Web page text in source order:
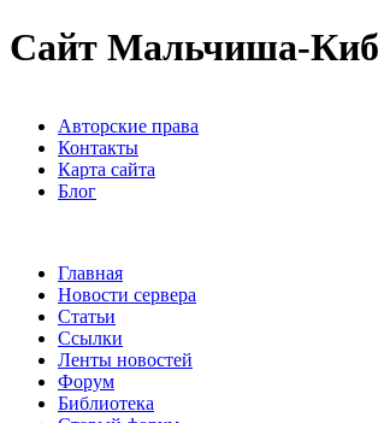
Сайт Мальчиша-
Авторские права
Контакты
Карта сайта
Блог
Главная
Новости сервера
Статьи
Ссылки
Ленты новостей
Форум
Библиотека